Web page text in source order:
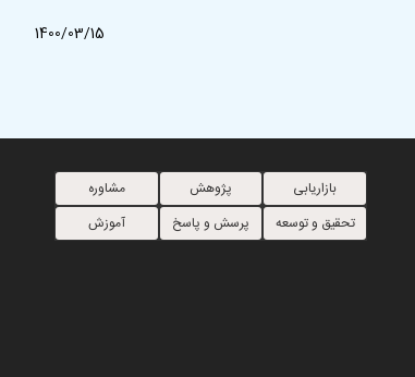
1400/03/15
بازاریابی پژوهش
مشاوره
تحقیق و توسعه
پرسش و پاسخ آموزش